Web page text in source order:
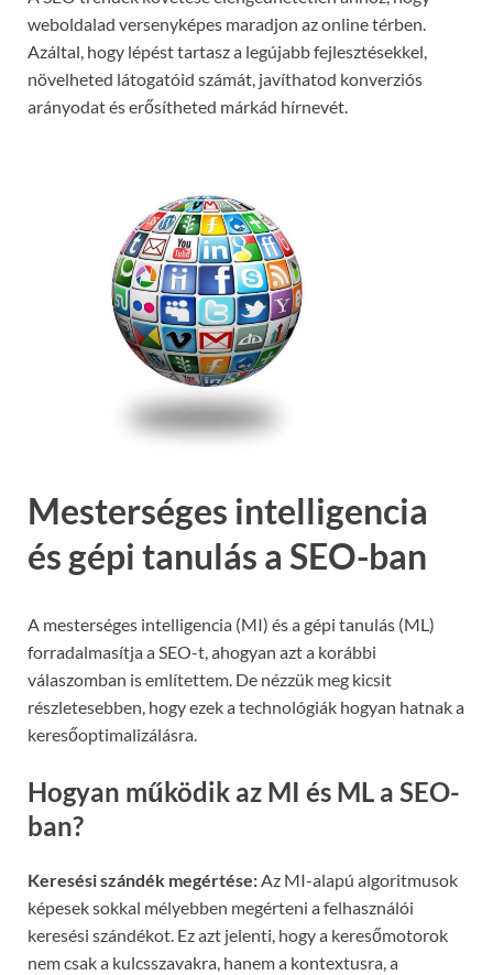
weboldalad versenyképes maradjon az online térben.
Azáltal, hogy lépést tartasz a legújabb fejlesztésekkel,
növelheted látogatóid számát, javíthatod konverziós
arányodat és erősítheted márkád hírnevét.
Mesterséges intelligencia
és gépi tanulás a SEO-ban
A mesterséges intelligencia (MI) és a gépi tanulás (ML)
forradalmasítja a SEO-t, ahogyan azt a korábbi
válaszomban is említettem. De nézzük meg kicsit
részletesebben, hogy ezek a technológiák hogyan hatnak a
keresőoptimalizálásra.
Hogyan működik az MI és ML a SEO-
ban?
Keresési szándék megértése:Az MI-alapú algoritmusok
képesek sokkal mélyebben megérteni a felhasználói
keresési szándékot. Ez azt jelenti, hogy a keresőmotorok
nem csak a kulcsszavakra, hanem a kontextusra, a